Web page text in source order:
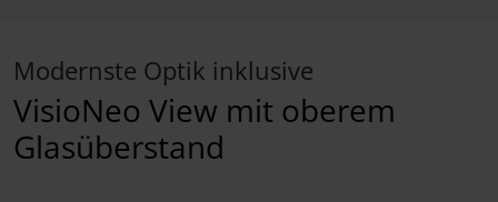
Modernste Optik inklusive
VisioNeo View mit oberem
Glasüberstand